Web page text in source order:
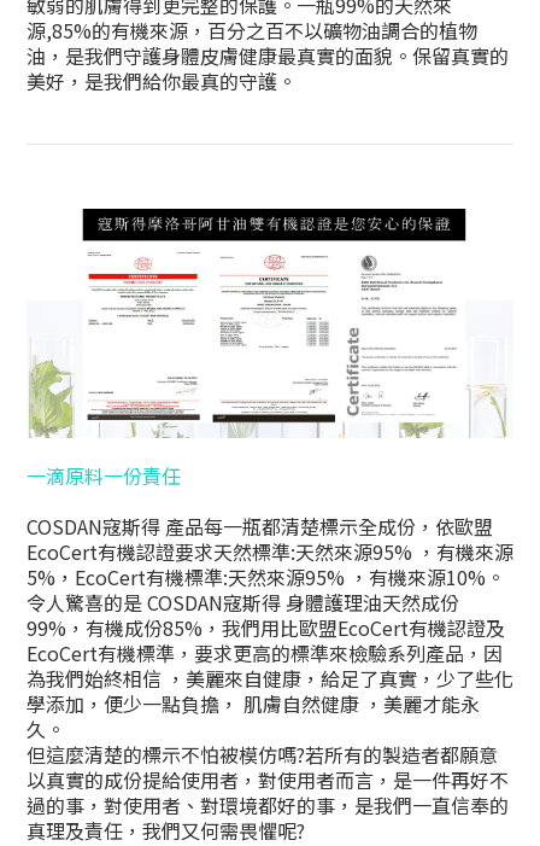
源,85%的有機來源，百分之百不以礦物油調合的植物
油，是我們守護身體皮膚健康最真實的面貌。保留真實的
美好，是我們給你最真的守護。
一滴原料一份責任
COSDAN寇斯得 產品每一瓶都清楚標示全成份，依歐盟
EcoCert有機認證要求天然標準:天然來源95% ，有機來源
5%，EcoCert有機標準:天然來源95% ，有機來源10%。
令人驚喜的是COSDAN寇斯得 身體護理油天然成份
99%，有機成份85%，我們用比歐盟EcoCert有機認證及
EcoCert有機標準，要求更高的標準來檢驗系列產品，因
為我們始終相信 ，美麗來自健康，給足了真實，少了些化
學添加，便少一點負擔， 肌膚自然健康 ，美麗才能永
久。
但這麼清楚的標示不怕被模仿嗎?若所有的製造者都願意
以真實的成份提給使用者，對使用者而言，是一件再好不
過的事，對使用者、對環境都好的事，是我們一直信奉的
真理及責任，我們又何需畏懼呢?